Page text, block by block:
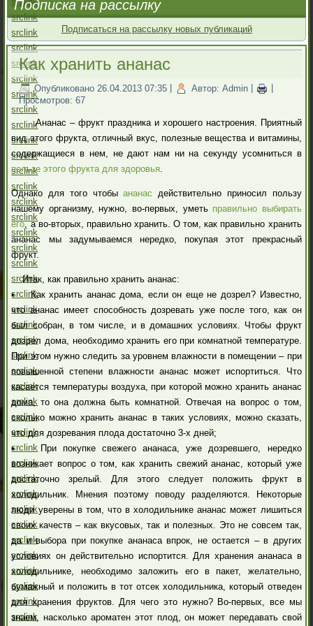
srclink
src link
srclink
srclink
srclink
srclink
src link
src link
srclink
srclink
srclink
src link
src link
src link
src link
src link
srclink
srclink
src link
srclink
srclink
srclink
srclink
srclink
srclink
srclink
srclink
srclink
src link
srclink
srclink
srclink
srclink
srclink
src link
srclink
srclink
srclink
srclink
srclink
Подписка на рассылку
Подписаться на рассылку новых публикаций
Как хранить ананас
Опубликовано 26.04.2013 07:35 Автор: Admin
Просмотров: 67
Ананас – фрукт праздника и хорошего настроения. Приятный
вид этого фрукта, отличный вкус, полезные вещества и витамины,
содержащиеся в нем, не дают нам ни на секунду усомниться в
пользе этого фрукта для здоровья.
Однако для того чтобыананас действительно приносил пользу
нашему организму, нужно, во-первых, уметь правильно выбирать
его, а во-вторых, правильно хранить. О том, как правильно хранить
ананас мы задумываемся нередко, покупая этот прекрасный
фрукт.
Итак, как правильно хранить ананас:
• Как хранить ананас дома, если он еще не дозрел? Известно,
что ананас имеет способность дозревать уже после того, как он
был собран, в том числе, и в домашних условиях. Чтобы фрукт
дозрел дома, необходимо хранить его при комнатной температуре.
При этом нужно следить за уровнем влажности в помещении – при
повышенной степени влажности ананас может испортиться. Что
касается температуры воздуха, при которой можно хранить ананас
дома, то она должна быть комнатной. Отвечая на вопрос о том,
сколько можно хранить ананас в таких условиях, можно сказать,
что для дозревания плода достаточно 3-х дней;
• При покупке свежего ананаса, уже дозревшего, нередко
возникает вопрос о том, как хранить свежий ананас, который уже
достаточно зрелый. Для этого следует положить фрукт в
холодильник. Мнения поэтому поводу разделяются. Некоторые
люди уверены в том, что в холодильнике ананас может лишиться
своих качеств – как вкусовых, так и полезных. Это не совсем так,
да и выбора при покупке ананаса впрок, не остается – в других
условиях он действительно испортится. Для хранения ананаса в
холодильнике, необходимо заложить его в пакет, желательно,
бумажный и положить в тот отсек холодильника, который отведен
для хранения фруктов. Для чего это нужно? Во-первых, все мы
знаем, насколько ароматен этот плод, он может передавать свой